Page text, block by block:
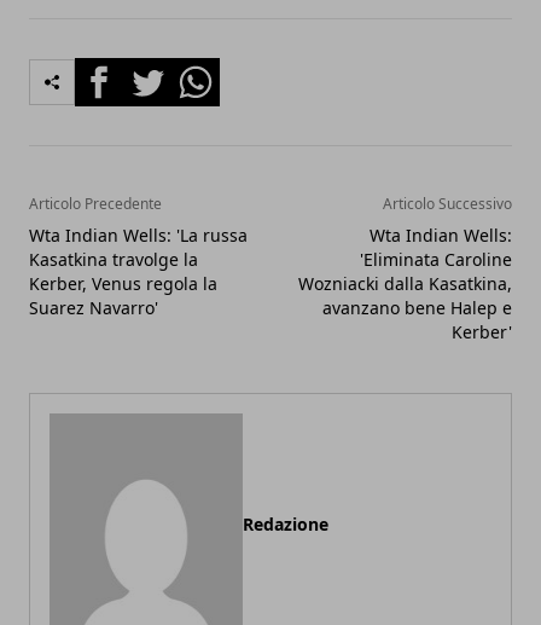
FacebookTwitterWhatsapp
Articolo Precedente
Wta Indian Wells: 'La russa
Kasatkina travolge la
Kerber, Venus regola la
Suarez Navarro'
Articolo Successivo
Wta Indian Wells:
'Eliminata Caroline
Wozniacki dalla Kasatkina,
avanzano bene Halep e
Kerber'
Redazione